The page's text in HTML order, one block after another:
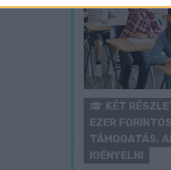
KÉT
EZER
TÁMOGATÁS,
IGÉNYELNI